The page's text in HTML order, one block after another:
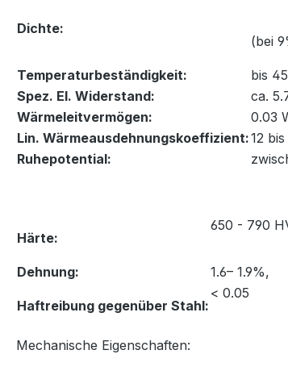
Dichte:
(bei
Temperaturbeständigkeit:
bis
Spez. El. Widerstand:
ca.
Wärmeleitvermögen:
0.03
Lin. Wärmeausdehnungskoeffizient:12
Ruhepotential:
Mechanische Eigenschaften:
Härte:
650 - 790
Dehnung: 1.6– 1.9%,
Haftreibung gegenüber Stahl:
< 0.05